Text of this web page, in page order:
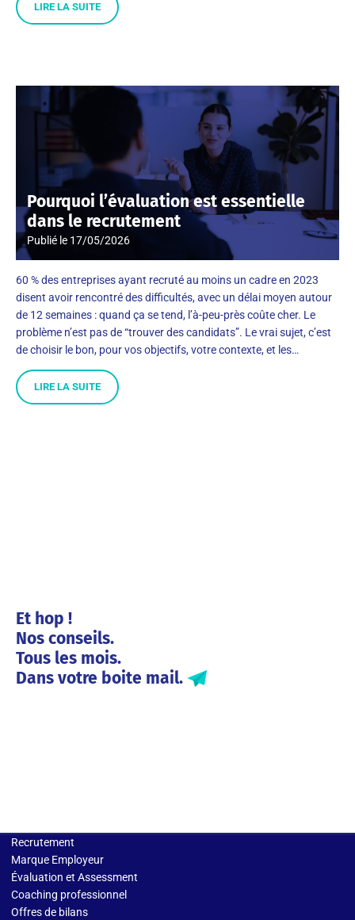
LIRE LA SUITE
Pourquoi l’évaluation est essentielle
dans le recrutement
Publié le 17/05/2026
60 % des entreprises ayant recruté au moins un cadre en 2023
disent avoir rencontré des difficultés, avec un délai moyen autour
de 12 semaines : quand ça se tend, l’à-peu-près coûte cher. Le
problème n’est pas de “trouver des candidats”. Le vrai sujet, c’est
de choisir le bon, pour vos objectifs, votre contexte, et les…
LIRE LA SUITE
Et hop !
Nos conseils.
Tous les mois.
Dans votre boite mail.
Recrutement
Marque Employeur
Évaluation et Assessment
Coaching professionnel
Offres de bilans